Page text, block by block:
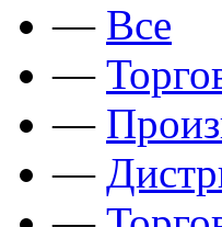
— Все
—
—
—